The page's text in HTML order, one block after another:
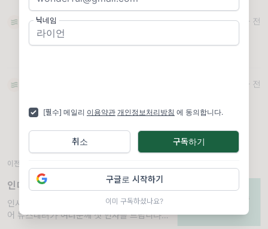
닉네임
[필수] 메일리 이용약관 개인정보처리방침 에 동의합니다.
구독하기
취소
구글로 시작하기
이미 구독하셨나요?
unclehaha 1
5년 이하 전
잘 읽겠습니다. 기대합니다!
5년 이하 전
ㄴ 답글
이전 뉴스레터
인디&임팩트 미디어 뉴스레터
인사 드립니다!. 안녕하세요! 인디&임팩트 미디
어 뉴스레터가 여러분께 첫 인사를 드립니다.